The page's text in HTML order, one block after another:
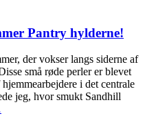
Pantry hylderne!
der vokser langs siderne af
små røde perler er blevet
i det centrale
jeg, hvor smukt Sandhill